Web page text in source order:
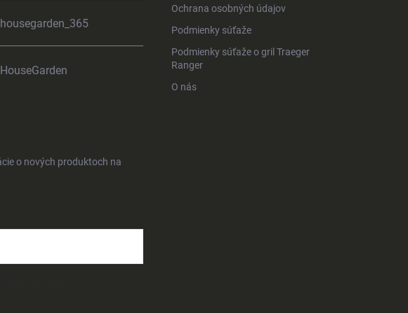
housegarden_365
HouseGarden
Ochrana osobných údajov
Podmienky súťaže
Podmienky súťaže o gril Traeger
Ranger
O nás
o nových produktoch na